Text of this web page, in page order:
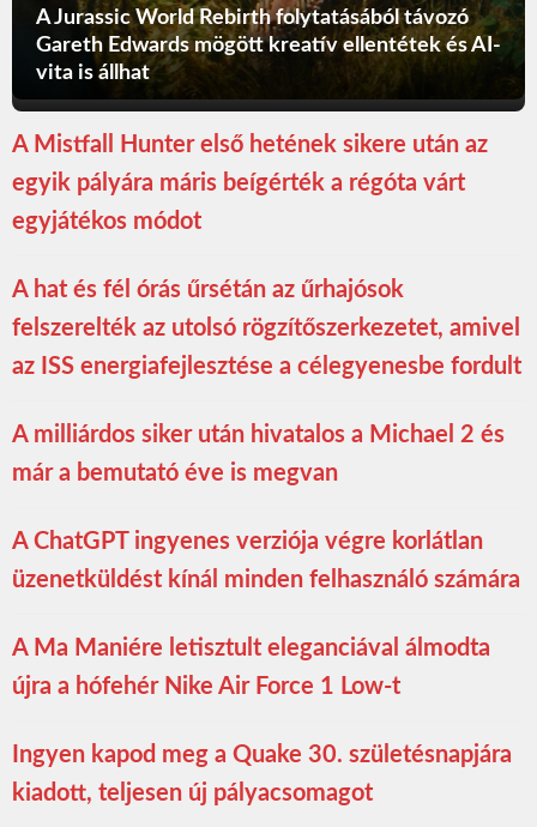
A Jurassic World Rebirth folytatásából távozó
Gareth Edwards mögött kreatív ellentétek és AI-
vita is állhat
A Mistfall Hunter első hetének sikere után az
egyik pályára máris beígérték a régóta várt
egyjátékos módot
A hat és fél órás űrsétán az űrhajósok
felszerelték az utolsó rögzítőszerkezetet, amivel
az ISS energiafejlesztése a célegyenesbe fordult
A milliárdos siker után hivatalos a Michael 2 és
már a bemutató éve is megvan
A ChatGPT ingyenes verziója végre korlátlan
üzenetküldést kínál minden felhasználó számára
A Ma Maniére letisztult eleganciával álmodta
újra a hófehér Nike Air Force 1 Low-t
Ingyen kapod meg a Quake 30. születésnapjára
kiadott, teljesen új pályacsomagot